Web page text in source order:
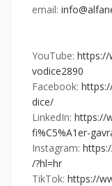
email:
YouTube: https://
vodice2890
Facebook:
dice/
LinkedIn: https://
fi%C5%A1er-
Instagram:
/?hl=hr
TikTok: https://